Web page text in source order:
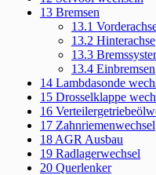
13 Bremsen
13.1 Vord
13.2 Hinterachse
13.3
13.4 Einbremsen
14 Lambdasonde
15 Drosselklappe
16
17 Zahnriemenwechsel
18 AGR Ausbau
19 Radlagerwechsel
20 Querlenker